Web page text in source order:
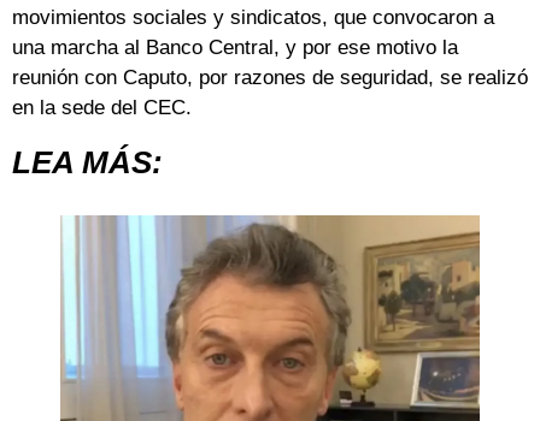
movimientos sociales y sindicatos, que convocaron a
una marcha al Banco Central, y por ese motivo la
reunión con Caputo, por razones de seguridad, se realizó
en la sede del CEC.
LEA MÁS: